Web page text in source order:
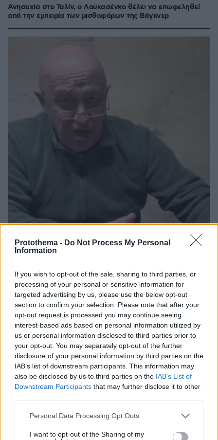
Protothema - Do Not Process My Personal
Information
If you wish to opt-out of the sale, sharing to third parties, or
processing of your personal or sensitive information for
targeted advertising by us, please use the below opt-out
section to confirm your selection. Please note that after your
opt-out request is processed you may continue seeing
interest-based ads based on personal information utilized by
us or personal information disclosed to third parties prior to
your opt-out. You may separately opt-out of the further
disclosure of your personal information by third parties on the
IAB’s list of downstream participants. This information may
also be disclosed by us to third parties on the IAB’s List of
Downstream Participants that may further disclose it to other
Please note that this website/app uses one or more Google
not limited to your visit or usage behaviour. You may click to
Personal Data Processing Opt Outs
I want to opt-out of the Sharing of my
Ανησυχία στο Ταλίν, ο Λουκασένκο θέλει να επωφεληθεί
από την εμπειρία των μισθοφόρων της Βάγκνερ
28.06.2023, 11:57
Thema Insights